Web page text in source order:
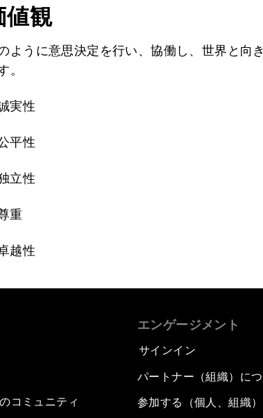
値観
ように意思決定を行い、協働し、世界と向
。
実性
平性
立性
重
越性
コミュニティ
エンゲージメント
サインイン
パートナー（組織）に
参加する（個人、組織）